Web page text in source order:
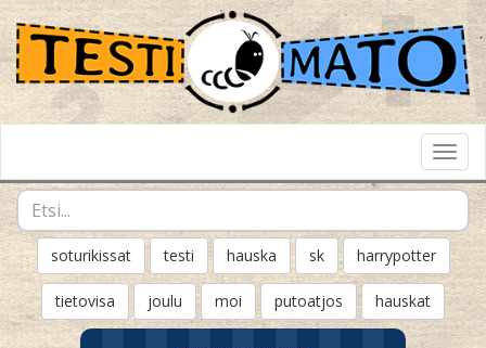
soturikissat testi hauska sk harrypotter
tietovisa joulu moi putoatjos hauskat